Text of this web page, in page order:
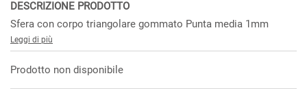
DESCRIZIONE PRODOTTO
Sfera con corpo triangolare gommato Punta media 1mm
Leggi di più
Prodotto non disponibile